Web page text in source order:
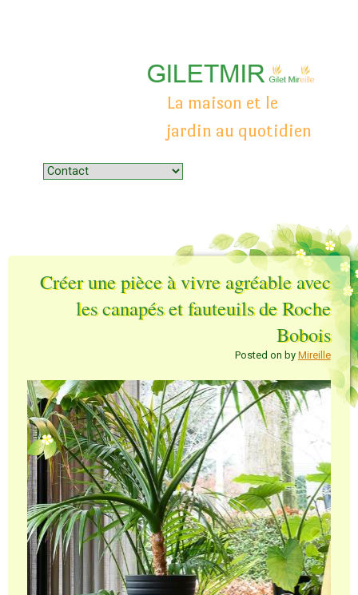
La maison et le
jardin au quotidien
Menu
Skip to content
Créer une pièce à vivre agréable avec
les canapés et fauteuils de Roche
Bobois
Posted on by Mireille